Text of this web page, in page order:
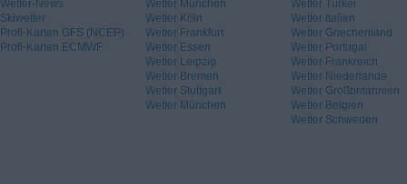
Wetter-News
Skiwetter
Profi-Karten GFS (NCEP)
Profi-Karten ECMWF
Wetter München
Wetter Köln
Wetter Frankfurt
Wetter Essen
Wetter Leipzig
Wetter Bremen
Wetter Stuttgart
Wetter München
Wetter Türkei
Wetter Italien
Wetter Griechenland
Wetter Portugal
Wetter Frankreich
Wetter Niederlande
Wetter Großbritannien
Wetter Belgien
Wetter Schweden